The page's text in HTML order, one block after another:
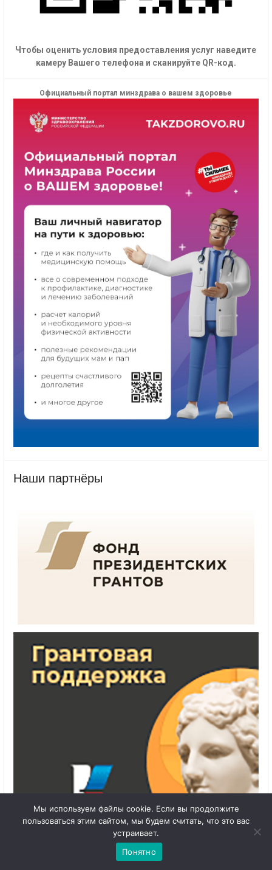
Наши партнёры
Официальный портал минздрава о вашем здоровье
Чтобы оценить условия предоставления услуг наведите
камеру Вашего телефона и сканируйте QR-код.
Мы используем файлы cookie. Если вы продолжите
пользоваться этим сайтом, мы будем считать, что это вас
устраивает.
Понятно
1
Чат с
администратором